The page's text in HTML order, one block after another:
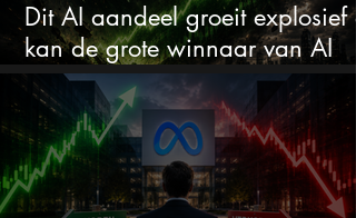
Dit AI aandeel groeit explosief
kan de grote winnaar van AI
worden